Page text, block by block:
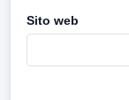
Sito web